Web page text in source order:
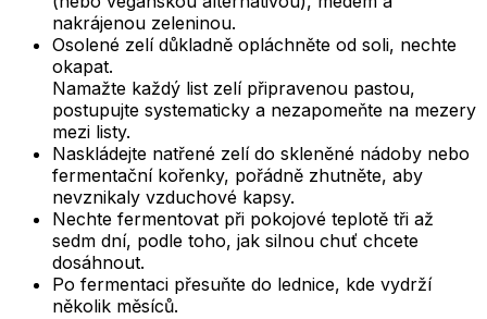
nakrájenou zeleninou.
Osolené zelí důkladně opláchněte od soli, nechte
okapat.
Namažte každý list zelí připravenou pastou,
postupujte systematicky a nezapomeňte na mezery
mezi listy.
Naskládejte natřené zelí do skleněné nádoby nebo
fermentační kořenky, pořádně zhutněte, aby
nevznikaly vzduchové kapsy.
Nechte fermentovat při pokojové teplotě tři až
sedm dní, podle toho, jak silnou chuť chcete
dosáhnout.
Po fermentaci přesuňte do lednice, kde vydrží
několik měsíců.